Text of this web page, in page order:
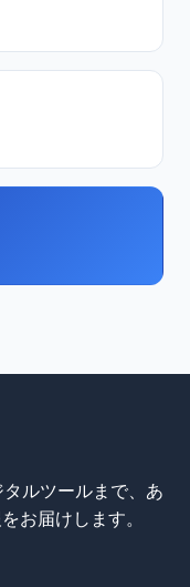
ルツールまで、あ
お届けします。